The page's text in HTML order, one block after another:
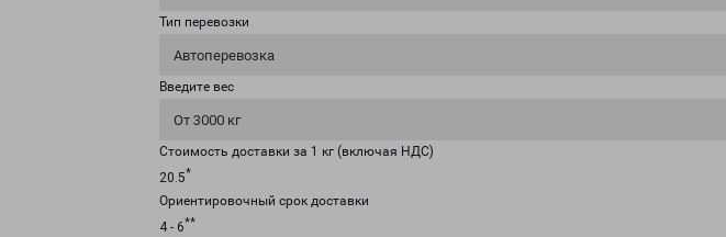
Тип перевозки
Автоперевозка
Введите вес
От 3000 кг
Стоимость доставки за 1 кг (включая НДС)
20.5*
Ориентировочный срок доставки
4 - 6**